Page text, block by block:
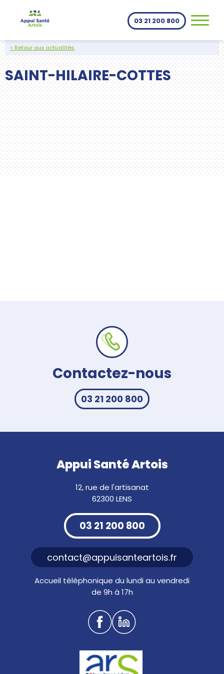
03 21 200 800
< Retour aux actualités
SAINT-HILAIRE-COTTES
Contactez-nous
03 21 200 800
Appui Santé Artois
12, rue de l'artisanat
62300 LENS
03 21 200 800
contact@appuisanteartois.fr
Accueil téléphonique du lundi au vendredi
de 9h à 17h